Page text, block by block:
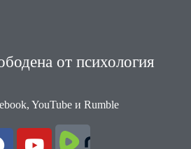
от психология
YouTube и Rumble
Y